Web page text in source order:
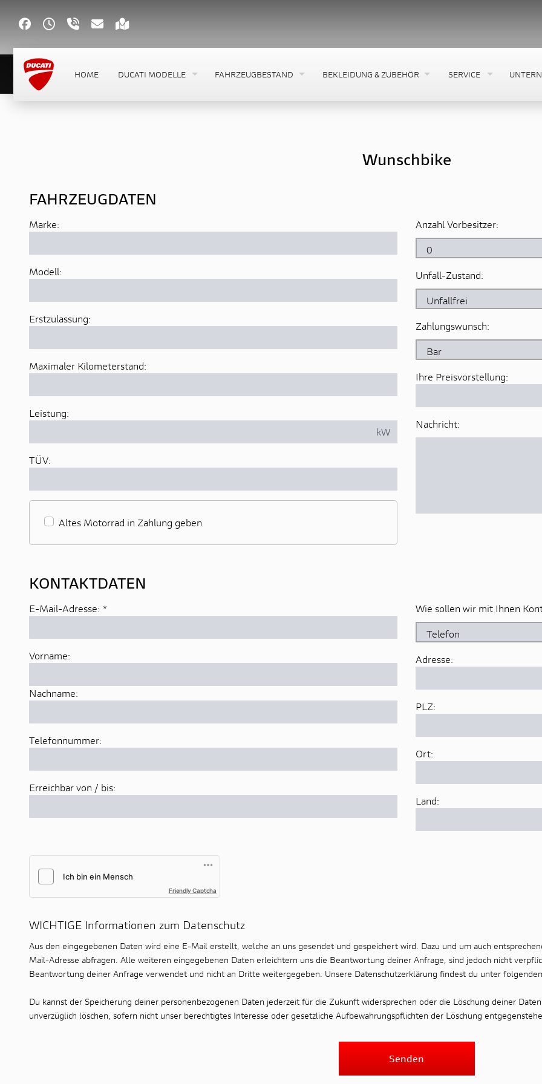
HOME DUCATI MODELLE FAHRZEUGBESTAND BEKLEIDUNG & ZUBEHÖR SERVICE
!!! Sichert euch jetzt
Wunschbike
FAHRZEUGDATEN
Marke:
Modell:
Erstzulassung:
Maximaler Kilometerstand:
Leistung:
kW
TÜV:
Altes Motorrad in Zahlung geben
Anzahl Vorbesitzer:
Unfall-Zustand:
Zahlungswunsch:
Ihre Preisvorstellung:
Nachricht:
KONTAKTDATEN
E-Mail-Adresse: *
Vorname:
Nachname:
Telefonnummer:
Erreichbar von / bis:
Wie sollen wir mit Ihnen
Adresse:
PLZ:
Ort:
Land:
Friendly Captcha
WICHTIGE Informationen zum Datenschutz
Aus den eingegebenen Daten wird eine E-Mail erstellt, welche an uns gesendet und gespeichert wird. Dazu und um auch
Mail-Adresse abfragen. Alle weiteren eingegebenen Daten erleichtern uns die Beantwortung deiner Anfrage, sind jedoch nicht
Beantwortung deiner Anfrage verwendet und nicht an Dritte weitergegeben. Unsere Datenschutzerklärung findest du unter
Du kannst der Speicherung deiner personenbezogenen Daten jederzeit für die Zukunft widersprechen oder die Löschung deiner
unverzüglich löschen, sofern nicht unser berechtigtes Interesse oder gesetzliche Aufbewahrungspflichten der Löschung
Senden